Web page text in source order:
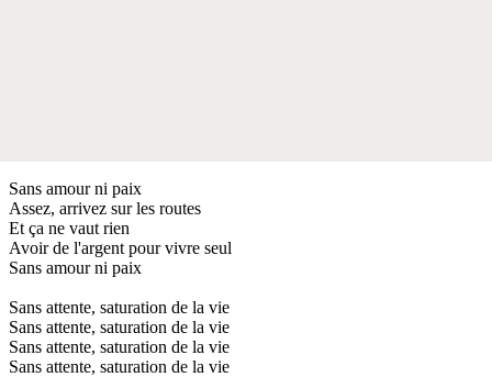
Sans amour ni paix
Assez, arrivez sur les routes
Et ça ne vaut rien
Avoir de l'argent pour vivre seul
Sans amour ni paix
Sans attente, saturation de la vie
Sans attente, saturation de la vie
Sans attente, saturation de la vie
Sans attente, saturation de la vie